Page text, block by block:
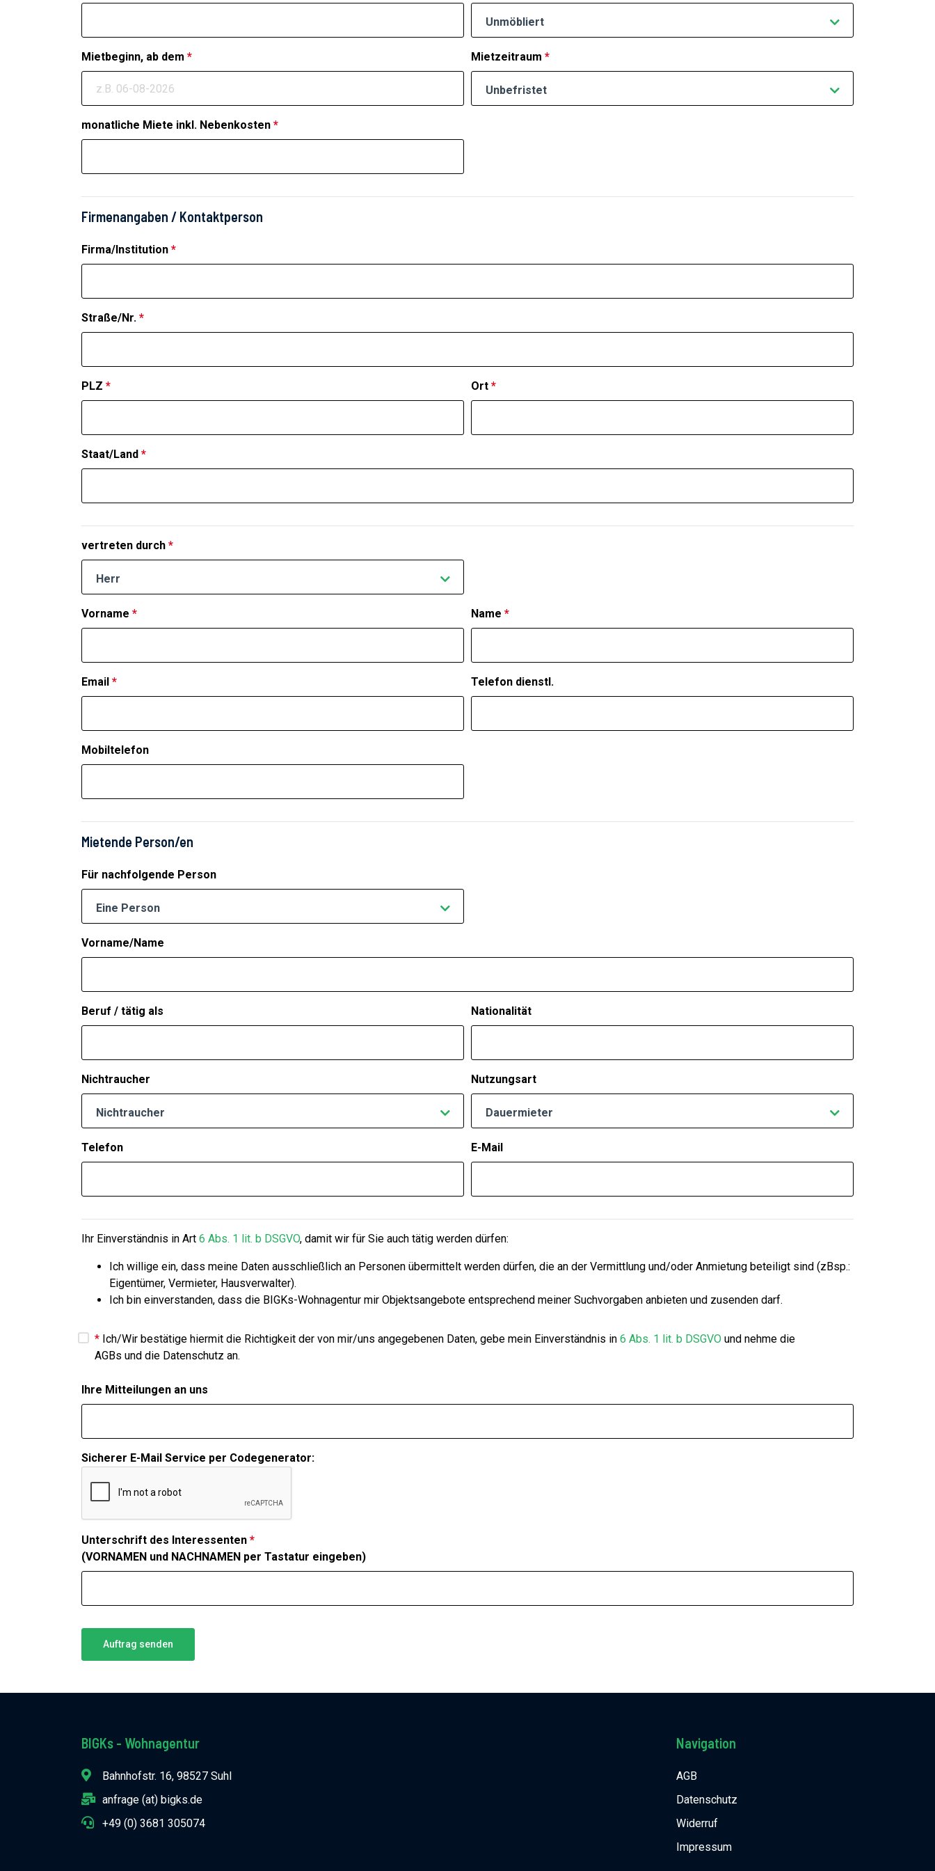
Unmöbliert
Mietbeginn, ab dem * Mietzeitraum *
Unbefristet
monatliche Miete inkl. Nebenkosten *
Firmenangaben / Kontaktperson
Firma/Institution *
Straße/Nr. *
PLZ * Ort *
Staat/Land *
vertreten durch *
Herr
Vorname * Name *
Email * Telefon dienstl.
Mobiltelefon
Mietende Person/en
Für nachfolgende Person
Eine Person
Vorname/Name
Beruf / tätig als Nationalität
Nichtraucher
Nichtraucher
Nutzungsart
Dauermieter
Telefon E-Mail
Ihr Einverständnis in Art 6 Abs. 1 lit. b DSGVO, damit wir für Sie auch tätig werden dürfen:
Ich willige ein, dass meine Daten ausschließlich an Personen übermittelt werden dürfen, die an der Vermittlung und/oder Anmietung beteiligt sind (zBsp.:
Eigentümer, Vermieter, Hausverwalter).
Ich bin einverstanden, dass die BIGKs-Wohnagentur mir Objektsangebote entsprechend meiner Suchvorgaben anbieten und zusenden darf.
* Ich/Wir bestätige hiermit die Richtigkeit der von mir/uns angegebenen Daten, gebe mein Einverständnis in 6 Abs. 1 lit. b DSGVO und nehme die
AGBs und die Datenschutz an.
Ihre Mitteilungen an uns
Sicherer E-Mail Service per Codegenerator:
Unterschrift des Interessenten *
(VORNAMEN und NACHNAMEN per Tastatur eingeben)
BIGKs - Wohnagentur
Bahnhofstr. 16, 98527 Suhl
anfrage (at) bigks.de
+49 (0) 3681 305074
Navigation
AGB
Datenschutz
Widerruf
Impressum